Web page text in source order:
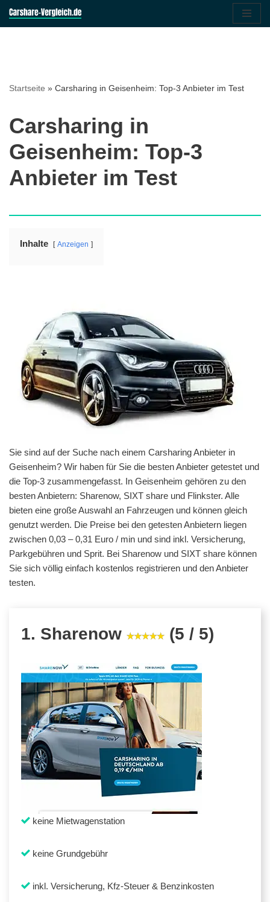
Startseite » Carsharing in Geisenheim: Top-3 Anbieter im Test
Carsharing in
Geisenheim: Top-3
Anbieter im Test
Inhalte Anzeigen
Sie sind auf der Suche nach einem Carsharing Anbieter in
Geisenheim? Wir haben für Sie die besten Anbieter getestet und
die Top-3 zusammengefasst. In Geisenheim gehören zu den
besten Anbietern: Sharenow, SIXT share und Flinkster. Alle
bieten eine große Auswahl an Fahrzeugen und können gleich
genutzt werden. Die Preise bei den getesten Anbietern liegen
zwischen 0,03 – 0,31 Euro / min und sind inkl. Versicherung,
Parkgebühren und Sprit. Bei Sharenow und SIXT share können
Sie sich völlig einfach kostenlos registrieren und den Anbieter
testen.
1. Sharenow (5 / 5)
keine Mietwagenstation
keine Grundgebühr
inkl. Versicherung, Kfz-Steuer & Benzinkosten